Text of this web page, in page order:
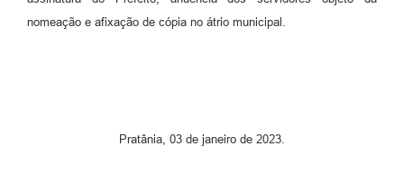
nomeação e afixação de cópia no átrio municipal.
Pratânia, 03 de janeiro de 2023.